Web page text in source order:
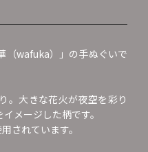
（wafuka）」の手ぬぐいで
。大きな花火が夜空を彩り
メージした柄です。
されています。